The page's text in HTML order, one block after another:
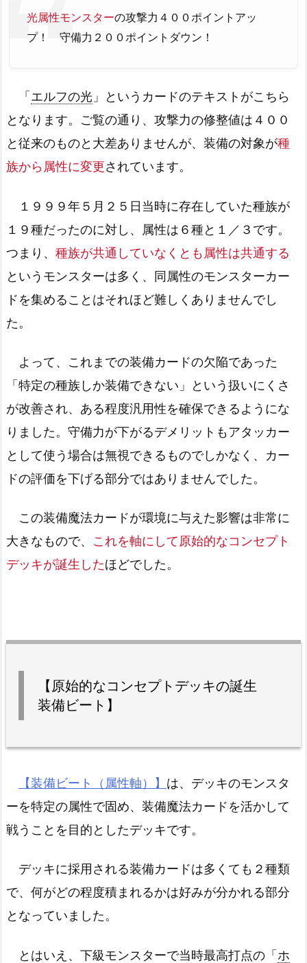
光属性モンスターの攻撃力４００ポイントアッ
プ！ 守備力２００ポイントダウン！
「 エルフの光 」というカードのテキストがこちら
となります。ご覧の通り、攻撃力の修整値は４００
と従来のものと大差ありませんが、装備の対象が種
族から属性に変更されています。
１９９９年５月２５日当時に存在していた種族が
１９種だったのに対し、属性は６種と１／３です。
つまり、 種族が共通していなくとも属性は共通する
というモンスターは多く、同属性のモンスターカー
ドを集めることはそれほど難しくありませんでし
た。
よって、これまでの装備カードの欠陥であった
「特定の種族しか装備できない」という扱いにくさ
が改善され、ある程度汎用性を確保できるようにな
りました。守備力が下がるデメリットもアタッカー
として使う場合は無視できるものでしかなく、カー
ドの評価を下げる部分ではありませんでした。
この装備魔法カードが環境に与えた影響は非常に
大きなもので、 これを軸にして原始的なコンセプト
デッキが誕生したほどでした。
【原始的なコンセプトデッキの誕生
装備ビート】
【装備ビート（属性軸）】 は、デッキのモンスタ
ーを特定の属性で固め、装備魔法カードを活かして
戦うことを目的としたデッキです。
デッキに採用される装備カードは多くても２種類
で、何がどの程度積まれるかは好みが分かれる部分
となっていました。
とはいえ、下級モンスターで当時最高打点の「 ホ